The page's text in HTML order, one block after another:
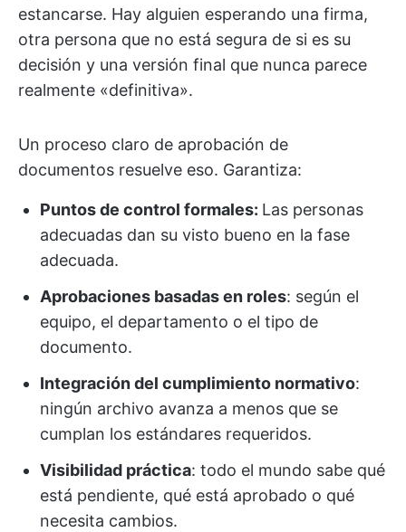
estancarse. Hay alguien esperando una firma,
otra persona que no está segura de si es su
decisión y una versión final que nunca parece
realmente «definitiva».
Un proceso claro de aprobación de
documentos resuelve eso. Garantiza:
Puntos de control formales: Las personas
adecuadas dan su visto bueno en la fase
adecuada.
Aprobaciones basadas en roles: según el
equipo, el departamento o el tipo de
documento.
Integración del cumplimiento normativo:
ningún archivo avanza a menos que se
cumplan los estándares requeridos.
Visibilidad práctica: todo el mundo sabe qué
está pendiente, qué está aprobado o qué
necesita cambios.